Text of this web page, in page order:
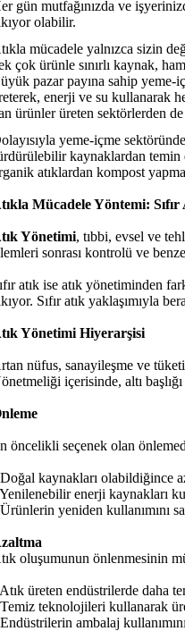
gün mutfağınızda ve
olabilir.
mücadele yalnızca sizin
çok ürünle sınırlı kaynak,
pazar payına sahip yeme-
enerji ve su kullanarak
ürünler üreten sektörlerden
yeme-içme
kaynaklardan temin
atıklardan kompost
Mücadele Yöntemi: Sıfır
Yönetimi, tıbbi, evsel ve
sonrası kontrolü ve
atık ise atık yönetiminden
Sıfır atık yaklaşımıyla
Yönetimi Hiyerarşisi
nüfus, sanayileşme ve
içerisinde, altı
öncelikli seçenek olan
kaynakları olabildiğince
enerji kaynakları
yeniden kullanımını
oluşumunun önlenmesinin
üreten endüstrilerde daha
teknolojileri kullanarak
ambalaj